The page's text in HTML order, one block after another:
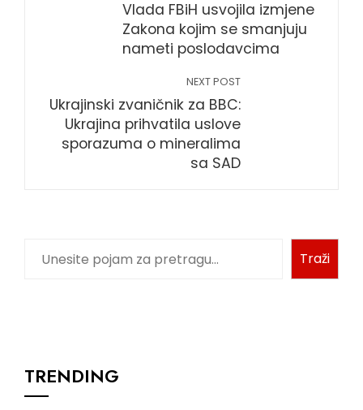
Vlada FBiH usvojila izmjene
Zakona kojim se smanjuju
nameti poslodavcima
NEXT POST
Ukrajinski zvaničnik za BBC:
Ukrajina prihvatila uslove
sporazuma o mineralima
sa SAD
Traži
TRENDING